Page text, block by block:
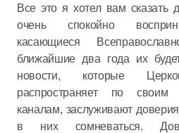
Все это я хотел вам сказать
очень спокойно
касающиеся
ближайшие два года их
новости, которые
распространяет по своим
каналам, заслуживают
в них сомневаться.